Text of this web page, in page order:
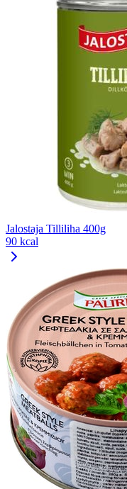
Jalostaja Tilliliha 400g
90 kcal